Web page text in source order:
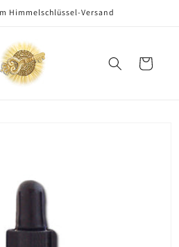
Himmelschlüssel-Versand
Warenkorb